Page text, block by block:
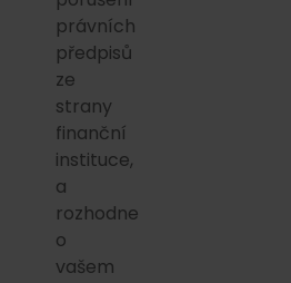
právních
předpisů
ze
strany
finanční
instituce,
a
rozhodne
o
vašem